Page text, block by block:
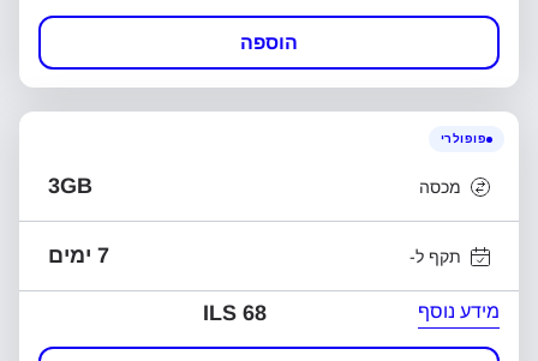
הוספה
פופולרי
מכסה 3GB
תקף ל- 7 ימים
מידע נוסף ILS 68